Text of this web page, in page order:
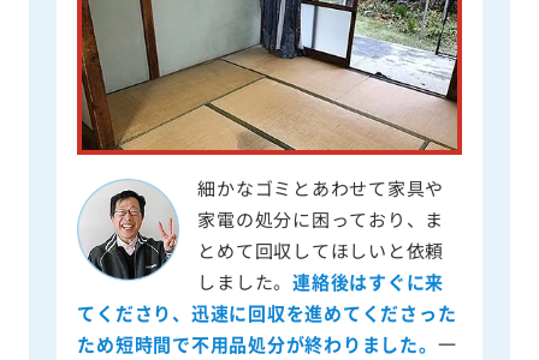
細かなゴミとあわせて家具や
家電の処分に困っており、ま
とめて回収してほしいと依頼
しました。連絡後はすぐに来
てくださり、迅速に回収を進めてくださった
ため短時間で不用品処分が終わりました。 一